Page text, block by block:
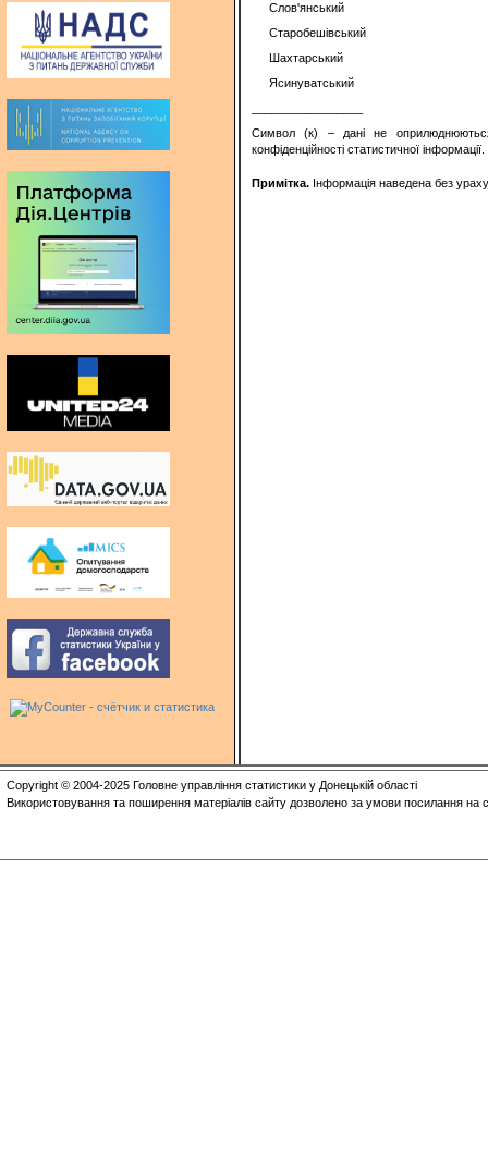
Слов'янський
Старобешівський
Шахтарський
Ясинуватський
Символ (к) – дані не
конфіденційності статистичної інформації.
Примітка. Інформація наведена без
Copyright © 2004-2025 Головне управління статистики у Донецькій області
Використовування та поширення матеріалів сайту дозволено за умови посилання на